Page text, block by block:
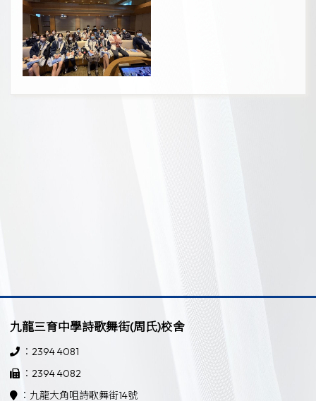
九龍三育中學詩歌舞街(周氏)校舍
：2394 4081
：2394 4082
：九龍大角咀詩歌舞街14號